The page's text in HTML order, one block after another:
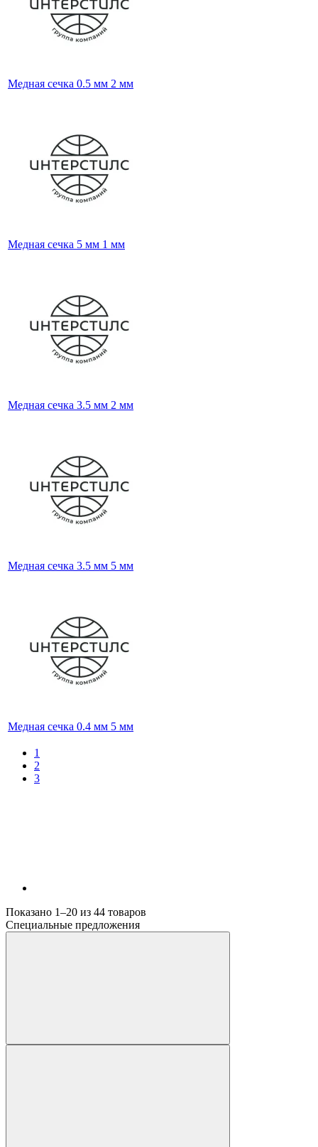
Медная сечка 0.5 мм 2 мм
Медная сечка 5 мм 1 мм
Медная сечка 3.5 мм 2 мм
Медная сечка 3.5 мм 5 мм
Медная сечка 0.4 мм 5 мм
1
2
3
Показано 1–20 из 44 товаров
Специальные предложения